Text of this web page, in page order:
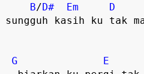
B/D# Em D
sungguh kasih ku tak
G E